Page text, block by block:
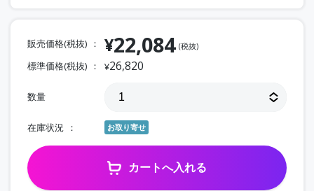
販売価格(税抜) ¥22,084 (税抜)
標準価格(税抜) ¥26,820
数量
在庫状況 お取り寄せ
カートへ入れる